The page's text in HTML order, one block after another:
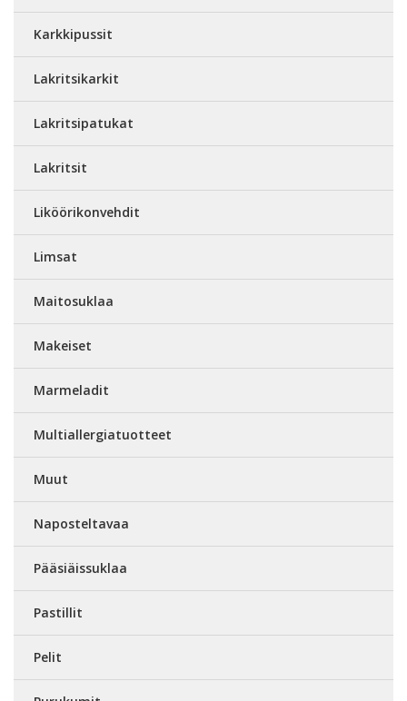
Karkkipussit
Lakritsikarkit
Lakritsipatukat
Lakritsit
Liköörikonvehdit
Limsat
Maitosuklaa
Makeiset
Marmeladit
Multiallergiatuotteet
Muut
Naposteltavaa
Pääsiäissuklaa
Pastillit
Pelit